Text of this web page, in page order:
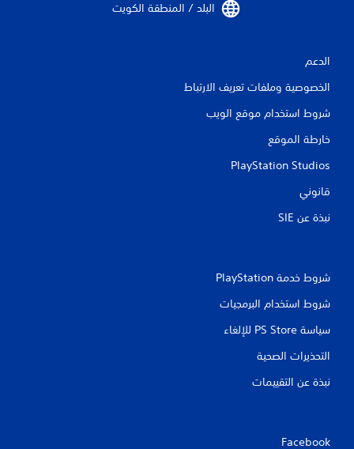
البلد / المنطقة الكويت‏
الدعم
الخصوصية وملفات تعريف الارتباط
شروط استخدام موقع الويب
خارطة الموقع
PlayStation Studios
قانوني
نبذة عن SIE‏
شروط خدمة PlayStation‏
شروط استخدام البرمجيات
سياسة PS Store للإلغاء
التحذيرات الصحية
نبذة عن التقييمات
Facebook